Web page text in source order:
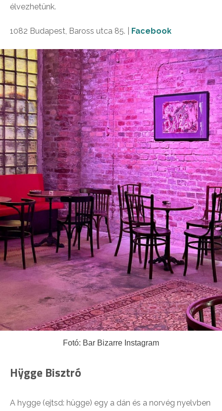
élvezhetünk.
1082 Budapest, Baross utca 85. | Facebook
Fotó: Bar Bizarre Instagram
Hÿgge Bisztró
A hygge (ejtsd: hügge) egy a dán és a norvég nyelvben